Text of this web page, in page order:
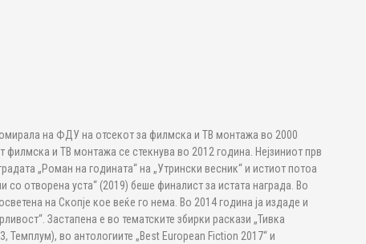
на ФДУ на отсекот за филмска и ТВ монтажа во 2000
и ТВ монтажа се стекнува во 2012 година. Нејзиниот прв
„Роман на годината“ на „Утрински весник“ и истиот потоа
отворена уста“ (2019) беше финалист за истата награда. Во
на Скопје кое веќе го нема. Во 2014 година ја издаде и
Застапена е во тематските збирки раскази „Тивка
Темплум), во антологиите „Best European Fiction 2017“ и